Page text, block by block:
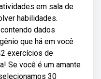
em sala de
habilidades.
dados
que há em você
exercícios de
Se você é um amante
30